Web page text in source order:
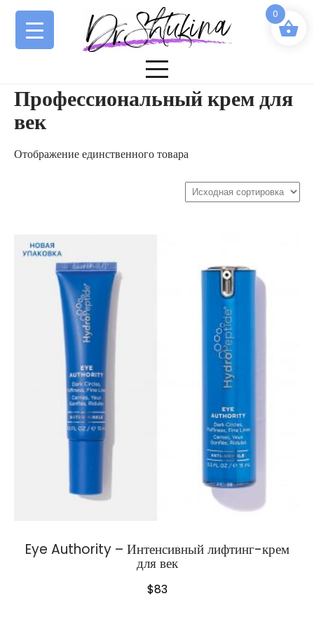
Перейти
содержимому
Профессиональный крем для
век
Отображение единственного товара
Eye Authority – Интенсивный лифтинг-крем
для век
$83
0